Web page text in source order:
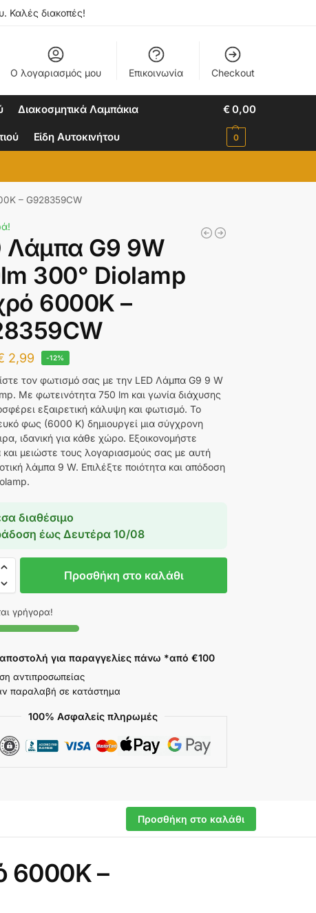
Καλές διακοπές!
Ο λογαριασμός μου Επικοινωνία Checkout
Διακοσμητικά Λαμπάκια
Είδη Αυτοκινήτου
€0,00
0
– G928359CW
Λάμπα G9 9W
300° Diolamp
6000K –
2,99 -12%
τον φωτισμό σας με την LED Λάμπα G9 9 W
Με φωτεινότητα 750 lm και γωνία διάχυσης
εξαιρετική κάλυψη και φωτισμό. Το
φως (6000 K) δημιουργεί μια σύγχρονη
ιδανική για κάθε χώρο. Εξοικονομήστε
και μειώστε τους λογαριασμούς σας με αυτή
λάμπα 9 W. Επιλέξτε ποιότητα και απόδοση
διαθέσιμο
έως Δευτέρα 10/08
Προσθήκη στο καλάθι
γρήγορα!
για παραγγελίες πάνω *από €100
αντιπροσωπείας
παραλαβή σε κατάστημα
100% Ασφαλείς πληρωμές
Προσθήκη στο καλάθι
6000K –